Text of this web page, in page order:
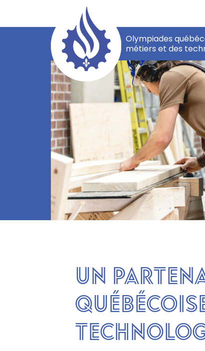
Olympiades
métiers et des
Un